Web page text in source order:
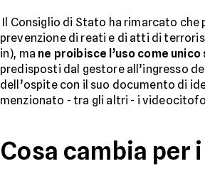
Il Consiglio di Stato ha rimarcato che
prevenzione di reati e di atti di
in), ma ne proibisce l’uso come
predisposti dal gestore all’ingresso
dell’ospite con il suo documento di
menzionato - tra gli altri - i
Cosa cambia per